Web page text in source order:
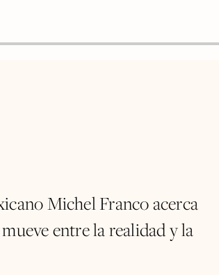
Michel Franco acerca
entre la realidad y la